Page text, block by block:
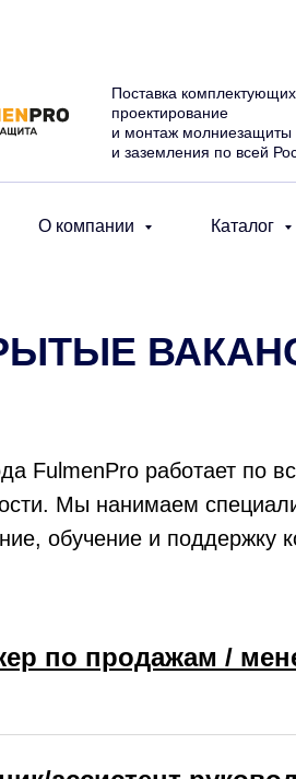
Поставка комплектующих,
проектирование
и монтаж молниезащиты
и заземления по всей
О компании Каталог
FulmenPro работает по
Мы нанимаем
обучение и поддержку
по продажам /